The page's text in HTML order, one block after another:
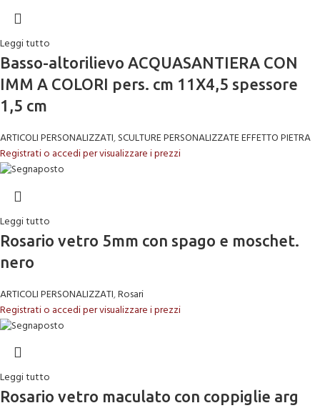
Leggi tutto
Basso-altorilievo ACQUASANTIERA CON
IMM A COLORI pers. cm 11X4,5 spessore
1,5 cm
ARTICOLI PERSONALIZZATI,SCULTURE PERSONALIZZATE EFFETTO PIETRA
Registrati o accedi per visualizzare i prezzi
Leggi tutto
Rosario vetro 5mm con spago e moschet.
nero
ARTICOLI PERSONALIZZATI,Rosari
Registrati o accedi per visualizzare i prezzi
Leggi tutto
Rosario vetro maculato con coppiglie arg